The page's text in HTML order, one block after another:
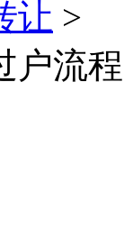
让 >
户流程